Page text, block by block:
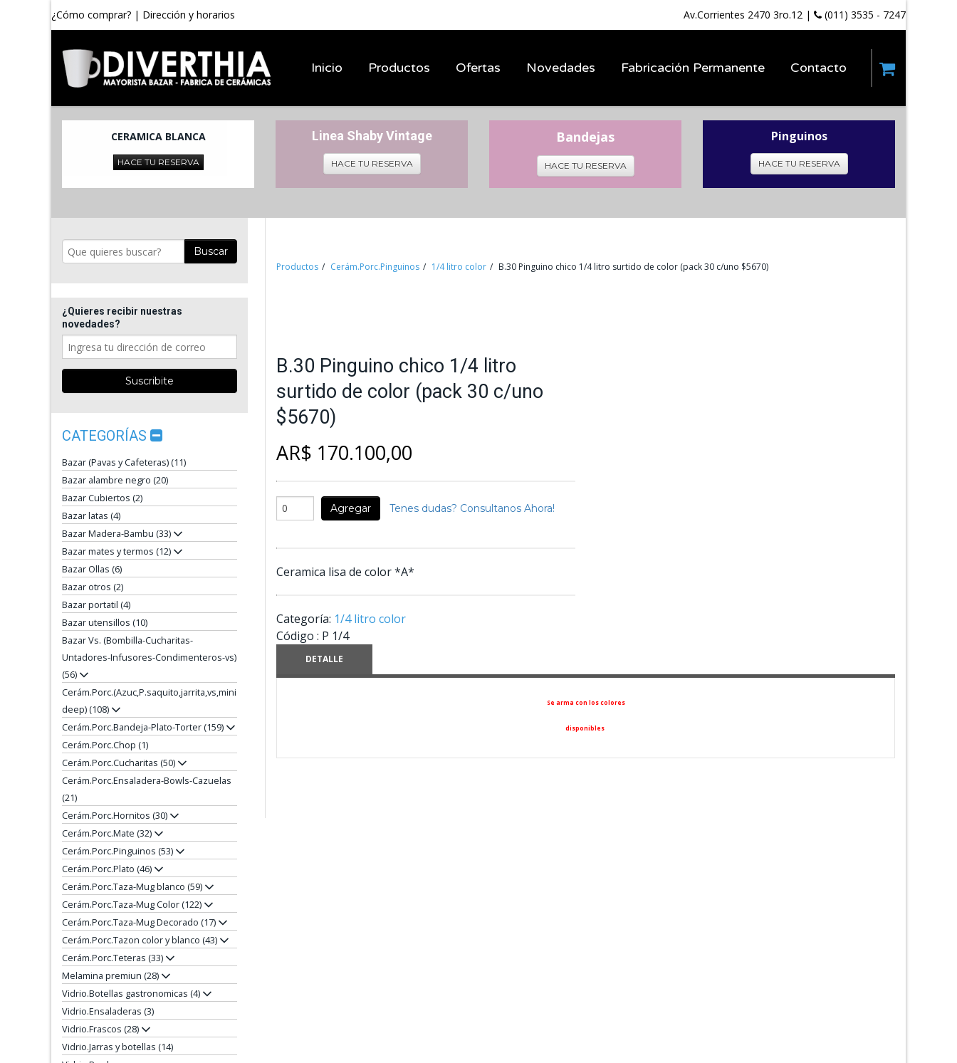
¿Cómo comprar? | Dirección y horarios Av.Corrientes 2470 3ro.12 | (011) 3535 - 7247
Inicio Productos Ofertas Novedades Fabricación Permanente Contacto
CERAMICA BLANCA
HACE TU RESERVA
Linea Shaby Vintage
HACE TU RESERVA
Bandejas
HACE TU RESERVA
Pinguinos
HACE TU RESERVA
Buscar
¿Quieres recibir nuestras
novedades?
CATEGORÍAS
Bazar (Pavas y Cafeteras) (11)
Bazar alambre negro (20)
Bazar Cubiertos (2)
Bazar latas (4)
Bazar Madera-Bambu (33)
Bazar mates y termos (12)
Bazar Ollas (6)
Bazar otros (2)
Bazar portatil (4)
Bazar utensillos (10)
Bazar Vs. (Bombilla-Cucharitas-
Untadores-Infusores-Condimenteros-vs)
(56)
Cerám.Porc.(Azuc,P.saquito,jarrita,vs,mini
deep) (108)
Cerám.Porc.Bandeja-Plato-Torter (159)
Cerám.Porc.Chop (1)
Cerám.Porc.Cucharitas (50)
Cerám.Porc.Ensaladera-Bowls-Cazuelas
(21)
Cerám.Porc.Hornitos (30)
Cerám.Porc.Mate (32)
Cerám.Porc.Pinguinos (53)
Cerám.Porc.Plato (46)
Cerám.Porc.Taza-Mug blanco (59)
Cerám.Porc.Taza-Mug Color (122)
Cerám.Porc.Taza-Mug Decorado (17)
Cerám.Porc.Tazon color y blanco (43)
Cerám.Porc.Teteras (33)
Melamina premiun (28)
Vidrio.Botellas gastronomicas (4)
Vidrio.Ensaladeras (3)
Vidrio.Frascos (28)
Vidrio.Jarras y botellas (14)
Productos Cerám.Porc.Pinguinos 1/4 litro color B.30 Pinguino chico 1/4 litro surtido de color (pack 30 c/uno $5670)
B.30 Pinguino chico 1/4 litro
surtido de color (pack 30 c/uno
$5670)
AR$ 170.100,00
Agregar Tenes dudas? Consultanos Ahora!
Ceramica lisa de color *A*
Categoría: 1/4 litro color
Código : P 1/4
DETALLE
Se arma con los colores
disponibles